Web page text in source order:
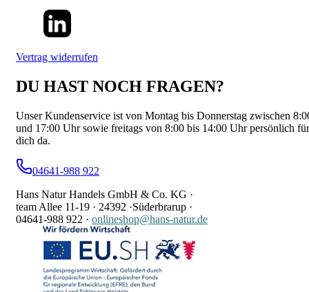
Vertrag widerrufen
DU HAST NOCH FRAGEN?
Unser Kundenservice ist von Montag bis Donnerstag zwischen
und 17:00 Uhr sowie freitags von 8:00 bis 14:00 Uhr persönlich für
dich da.
04641-988 922
Hans Natur Handels GmbH & Co. KG ·
team Allee 11-19 · 24392 ·Süderbrarup ·
04641-988 922 · onlineshop@hans-natur.de